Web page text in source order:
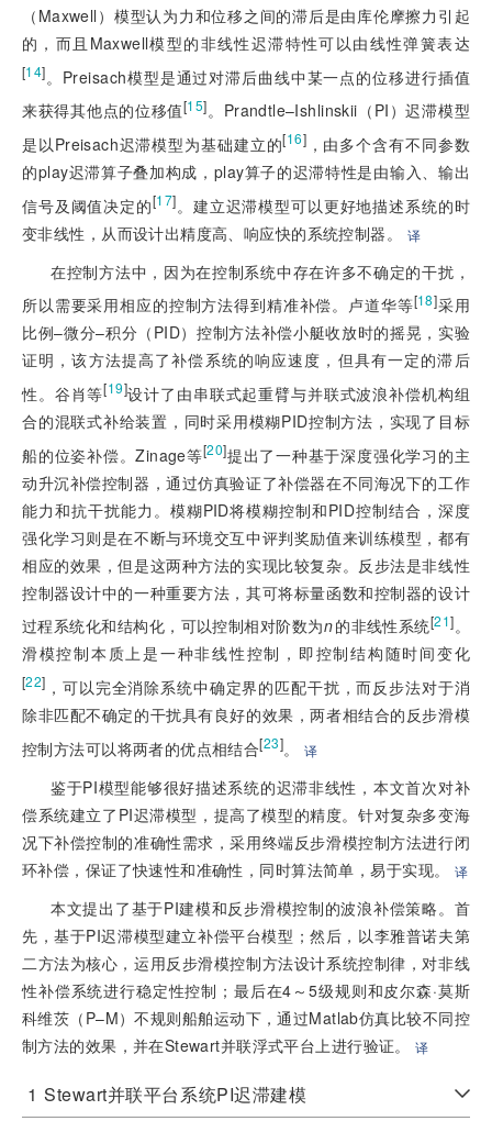
（Maxwell）模型认为力和位移之间的滞后是由库伦摩擦力引起
的，而且Maxwell模型的非线性迟滞特性可以由线性弹簧表达
[14]。Preisach模型是通过对滞后曲线中某一点的位移进行插值
来获得其他点的位移值[15]。Prandtle–Ishlinskii（PI）迟滞模型
是以Preisach迟滞模型为基础建立的[16] ，由多个含有不同参数
的play迟滞算子叠加构成，play算子的迟滞特性是由输入、输出
信号及阈值决定的[17]。建立迟滞模型可以更好地描述系统的时
变非线性，从而设计出精度高、响应快的系统控制器。
译
在控制方法中，因为在控制系统中存在许多不确定的干扰，
所以需要采用相应的控制方法得到精准补偿。卢道华等[18]采用
比例–微分–积分（PID）控制方法补偿小艇收放时的摇晃，实验
证明，该方法提高了补偿系统的响应速度，但具有一定的滞后
性。谷肖等[19]设计了由串联式起重臂与并联式波浪补偿机构组
合的混联式补给装置，同时采用模糊PID控制方法，实现了目标
船的位姿补偿。Zinage等[20]提出了一种基于深度强化学习的主
动升沉补偿控制器，通过仿真验证了补偿器在不同海况下的工作
能力和抗干扰能力。模糊PID将模糊控制和PID控制结合，深度
强化学习则是在不断与环境交互中评判奖励值来训练模型，都有
相应的效果，但是这两种方法的实现比较复杂。反步法是非线性
控制器设计中的一种重要方法，其可将标量函数和控制器的设计
过程系统化和结构化，可以控制相对阶数为n的非线性系统[21]。
滑模控制本质上是一种非线性控制，即控制结构随时间变化
[22] ，可以完全消除系统中确定界的匹配干扰，而反步法对于消
除非匹配不确定的干扰具有良好的效果，两者相结合的反步滑模
控制方法可以将两者的优点相结合[23]。 译
鉴于PI模型能够很好描述系统的迟滞非线性，本文首次对补
偿系统建立了PI迟滞模型，提高了模型的精度。针对复杂多变海
况下补偿控制的准确性需求，采用终端反步滑模控制方法进行闭
环补偿，保证了快速性和准确性，同时算法简单，易于实现。
译
本文提出了基于PI建模和反步滑模控制的波浪补偿策略。首
先，基于PI迟滞模型建立补偿平台模型；然后，以李雅普诺夫第
二方法为核心，运用反步滑模控制方法设计系统控制律，对非线
性补偿系统进行稳定性控制；最后在4～5级规则和皮尔森·莫斯
科维茨（P–M）不规则船舶运动下，通过Matlab仿真比较不同控
制方法的效果，并在Stewart并联浮式平台上进行验证。
译
1 Stewart并联平台系统PI迟滞建模